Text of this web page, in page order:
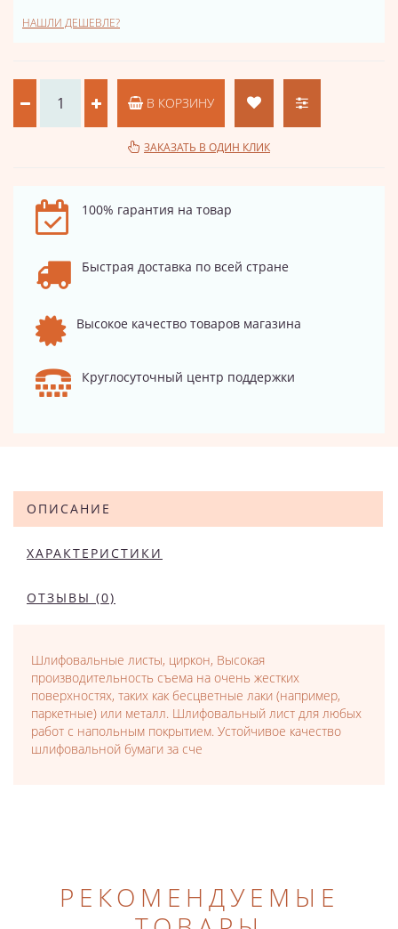
НАШЛИ ДЕШЕВЛЕ?
В КОРЗИНУ
ЗАКАЗАТЬ В ОДИН КЛИК
100% гарантия на товар
Быстрая доставка по всей стране
Высокое качество товаров магазина
Круглосуточный центр поддержки
ОПИСАНИЕ
ХАРАКТЕРИСТИКИ
ОТЗЫВЫ (0)
Шлифовальные листы, циркон, Высокая
производительность съема на очень жестких
поверхностях, таких как бесцветные лаки (например,
паркетные) или металл. Шлифовальный лист для любых
работ с напольным покрытием. Устойчивое качество
шлифовальной бумаги за сче
РЕКОМЕНДУЕМЫЕ